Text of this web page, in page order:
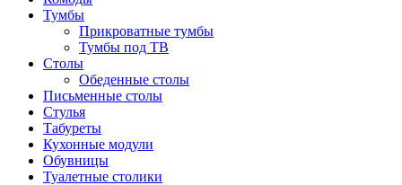
Тумбы
Прикроватные тумбы
Тумбы под ТВ
Столы
Обеденные столы
Письменные столы
Стулья
Табуреты
Кухонные модули
Обувницы
Туалетные столики